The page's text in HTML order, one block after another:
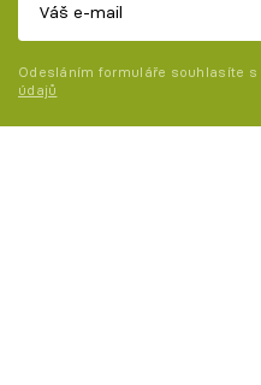
Odesláním formuláře souhlasíte s
údajů